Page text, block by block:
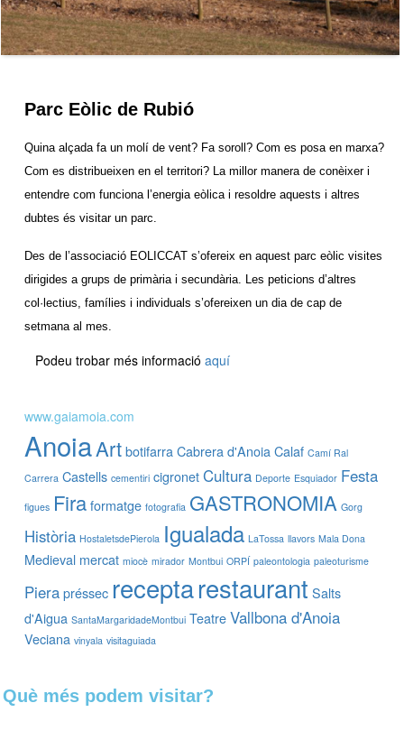
Parc Eòlic de Rubió
Quina alçada fa un molí de vent? Fa soroll? Com es posa en marxa?
Com es distribueixen en el territori? La millor manera de conèixer i
entendre com funciona l’energia eòlica i resoldre aquests i altres
dubtes és visitar un parc.
Des de l’associació EOLICCAT s’ofereix en aquest parc eòlic visites
dirigides a grups de primària i secundària. Les peticions d’altres
col·lectius, famílies i individuals s’ofereixen un dia de cap de
setmana al mes.
Podeu trobar més informació aquí
www.gaiamoia.com
AnoiaArt botifarra Cabrera d'Anoia Calaf Camí Ral
Carrera Castells cementiri cigronet Cultura Deporte Esquiador Festa
figues Fira formatge fotografia GASTRONOMIA Gorg
Història HostaletsdePierola Igualada LaTossa llavors Mala Dona
Medieval mercat miocè mirador Montbui ORPÍ paleontologia paleoturisme
Piera préssec receptarestaurant Salts
d'Aigua SantaMargaridadeMontbui Teatre Vallbona d'Anoia
Veciana vinyala visitaguiada
Què més podem visitar?